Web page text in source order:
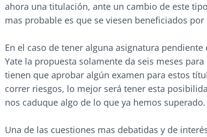
ahora una titulación, ante un cambio de este
mas probable es que se viesen beneficiados
En el caso de tener alguna asignatura
Yate la propuesta solamente da seis meses
tienen que aprobar algún examen para estos
correr riesgos, lo mejor será tener esta
nos caduque algo de lo que ya hemos superado.
Una de las cuestiones mas debatidas y de